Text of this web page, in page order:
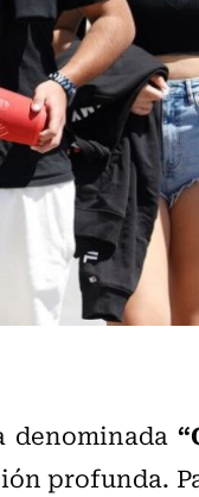
denominada
profunda.